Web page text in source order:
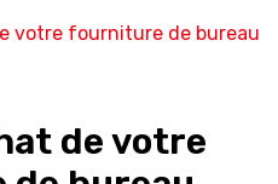
votre fourniture de bureau
de votre